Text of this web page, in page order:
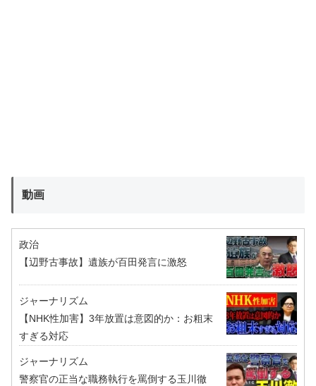
動画
政治
【辺野古事故】遺族が百田発言に激怒
ジャーナリズム
【NHK性加害】3年放置は意図的か：お粗末
すぎる対応
ジャーナリズム
警察官の正当な職務執行を罵倒する玉川徹